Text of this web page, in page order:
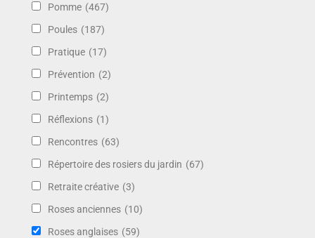
Pomme (467)
Poules (187)
Pratique (17)
Prévention (2)
Printemps (2)
Réflexions (1)
Rencontres (63)
Répertoire des rosiers du jardin (67)
Retraite créative (3)
Roses anciennes (10)
Roses anglaises (59)